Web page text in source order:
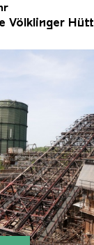
Völklinger